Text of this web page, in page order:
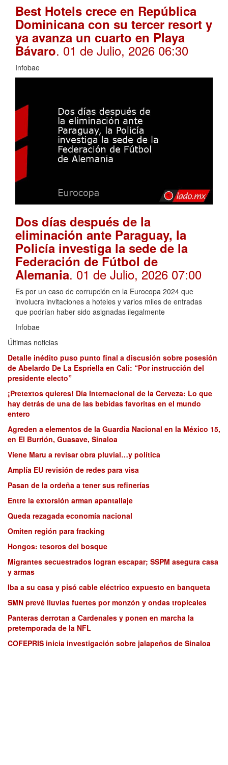
Best Hotels crece en República
Dominicana con su tercer resort y
ya avanza un cuarto en Playa
Bávaro. 01 de Julio, 2026 06:30
Infobae
Dos días después de la
eliminación ante Paraguay, la
Policía investiga la sede de la
Federación de Fútbol de
Alemania. 01 de Julio, 2026 07:00
Es por un caso de corrupción en la Eurocopa 2024 que
involucra invitaciones a hoteles y varios miles de entradas
que podrían haber sido asignadas ilegalmente
Infobae
Últimas noticias
Detalle inédito puso punto final a discusión sobre posesión
de Abelardo De La Espriella en Cali: “Por instrucción del
presidente electo”
¡Pretextos quieres! Día Internacional de la Cerveza: Lo que
hay detrás de una de las bebidas favoritas en el mundo
entero
Agreden a elementos de la Guardia Nacional en la México 15,
en El Burrión, Guasave, Sinaloa
Viene Maru a revisar obra pluvial…y política
Amplía EU revisión de redes para visa
Pasan de la ordeña a tener sus refinerías
Entre la extorsión arman apantallaje
Queda rezagada economía nacional
Omiten región para fracking
Hongos: tesoros del bosque
Migrantes secuestrados logran escapar; SSPM asegura casa
y armas
Iba a su casa y pisó cable eléctrico expuesto en banqueta
SMN prevé lluvias fuertes por monzón y ondas tropicales
Panteras derrotan a Cardenales y ponen en marcha la
pretemporada de la NFL
COFEPRIS inicia investigación sobre jalapeños de Sinaloa